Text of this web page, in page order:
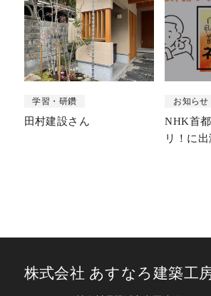
学習・研鑽
田村建設さん
お知らせ
NHK首
リ！に
株式会社 あすなろ建築工